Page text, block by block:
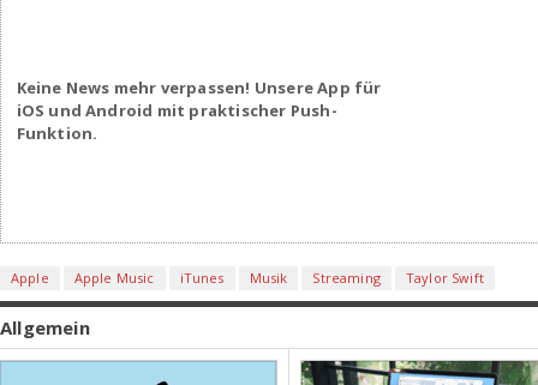
Keine News mehr verpassen! Unsere App für
iOS und Android mit praktischer Push-
Funktion.
Apple Apple Music iTunes Musik Streaming Taylor Swift
Allgemein